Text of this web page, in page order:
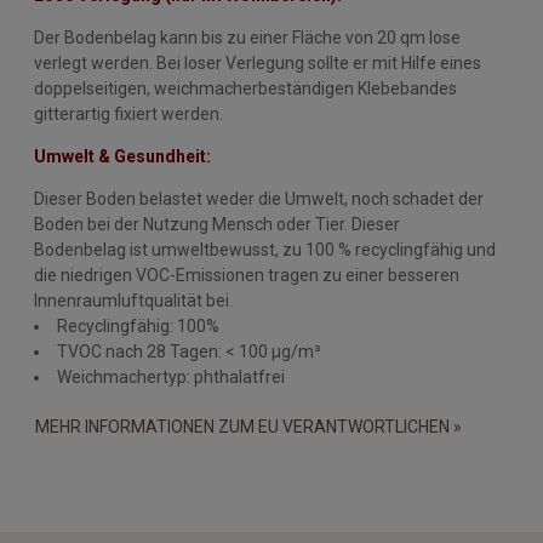
Der Bodenbelag kann bis zu einer Fläche von 20 qm lose
verlegt werden. Bei loser Verlegung sollte er mit Hilfe eines
doppelseitigen, weichmacherbeständigen Klebebandes
gitterartig fixiert werden.
Umwelt & Gesundheit:
Dieser Boden belastet weder die Umwelt, noch schadet der
Boden bei der Nutzung Mensch oder Tier. Dieser
Bodenbelag ist umweltbewusst, zu 100 % recyclingfähig und
die niedrigen VOC-Emissionen tragen zu einer besseren
Innenraumluftqualität bei.
Recyclingfähig: 100%
TVOC nach 28 Tagen: < 100 µg/m³
Weichmachertyp: phthalatfrei
MEHR INFORMATIONEN ZUM EU VERANTWORTLICHEN »